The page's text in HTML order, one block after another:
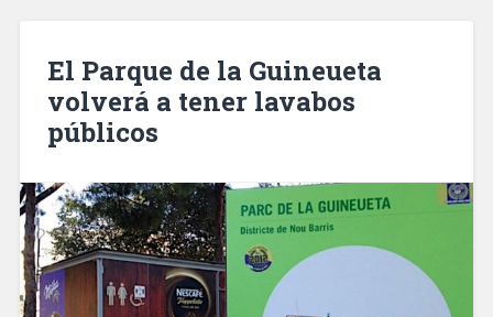
El Parque de la Guineueta
volverá a tener lavabos
públicos